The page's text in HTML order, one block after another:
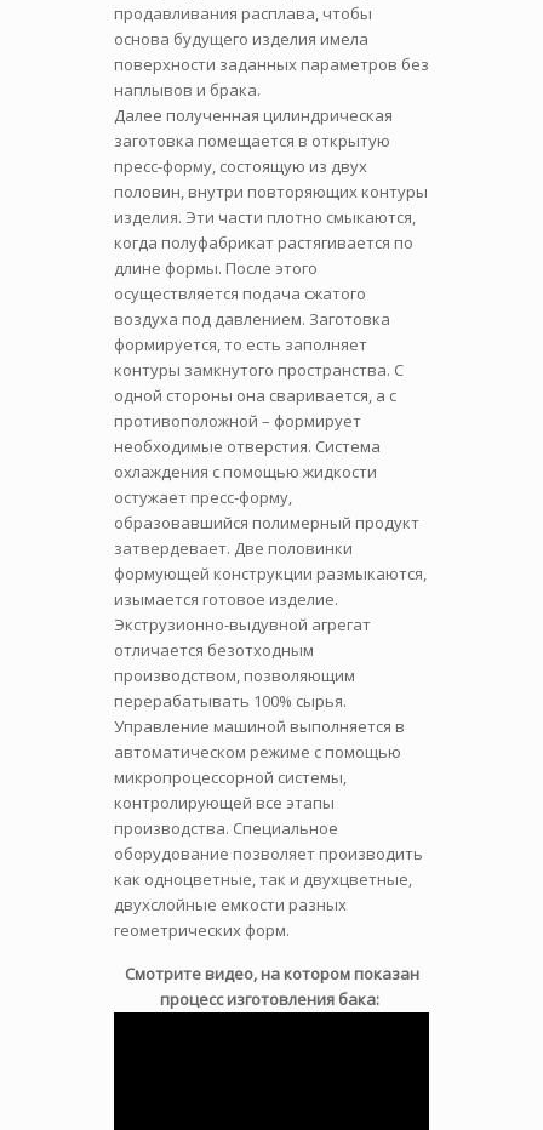
продавливания расплава, чтобы
основа будущего изделия имела
поверхности заданных параметров без
наплывов и брака.
Далее полученная цилиндрическая
заготовка помещается в открытую
пресс-форму, состоящую из двух
половин, внутри повторяющих контуры
изделия. Эти части плотно смыкаются,
когда полуфабрикат растягивается по
длине формы. После этого
осуществляется подача сжатого
воздуха под давлением. Заготовка
формируется, то есть заполняет
контуры замкнутого пространства. С
одной стороны она сваривается, а с
противоположной – формирует
необходимые отверстия. Система
охлаждения с помощью жидкости
остужает пресс-форму,
образовавшийся полимерный продукт
затвердевает. Две половинки
формующей конструкции размыкаются,
изымается готовое изделие.
Экструзионно-выдувной агрегат
отличается безотходным
производством, позволяющим
перерабатывать 100% сырья.
Управление машиной выполняется в
автоматическом режиме с помощью
микропроцессорной системы,
контролирующей все этапы
производства. Специальное
оборудование позволяет производить
как одноцветные, так и двухцветные,
двухслойные емкости разных
геометрических форм.
Смотрите видео, на котором показан
процесс изготовления бака: